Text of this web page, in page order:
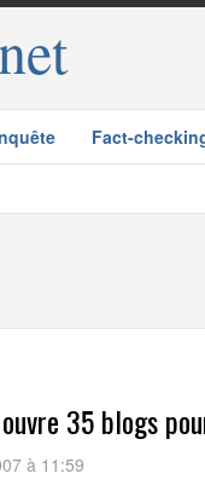
Fact-
35 blogs
à 11:59